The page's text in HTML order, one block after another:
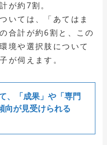
が約7割。
いては、「あてはま
合計が約6割と、この
境や選択肢について
が伺えます。
、「成果」や「専門
向が見受けられる